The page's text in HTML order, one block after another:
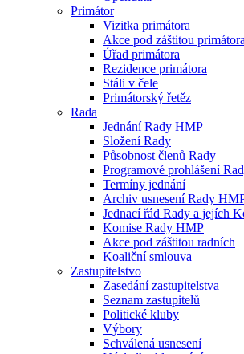
Primátor
Vizitka primátora
Akce pod záštitou primátora
Úřad primátora
Rezidence primátora
Stáli v čele
Primátorský řetěz
Rada
Jednání Rady HMP
Složení Rady
Působnost členů Rady
Programové prohlášení
Termíny jednání
Archiv usnesení Rady
Jednací řád Rady a jejích
Komise Rady HMP
Akce pod záštitou radních
Koaliční smlouva
Zastupitelstvo
Zasedání zastupitelstva
Seznam zastupitelů
Politické kluby
Výbory
Schválená usnesení